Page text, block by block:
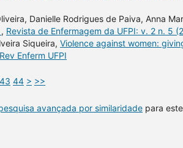
Danielle Rodrigues de Paiva, Anna
, Revista de Enfermagem da UFPI: v. 2 n. 5
Siqueira, Violence against women:
Enferm UFPI
43 44 > >>
avançada por similaridade para